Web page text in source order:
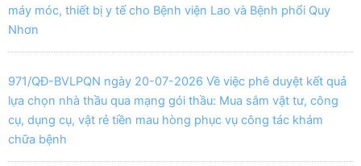
máy móc, thiết bị y tế cho Bệnh viện Lao và Bệnh phổi Quy
Nhơn
971/QĐ-BVLPQN ngày 20-07-2026 Về việc phê duyệt kết quả
lựa chọn nhà thầu qua mạng gói thầu: Mua sắm vật tư, công
cụ, dụng cụ, vật rẻ tiền mau hòng phục vụ công tác khám
chữa bệnh